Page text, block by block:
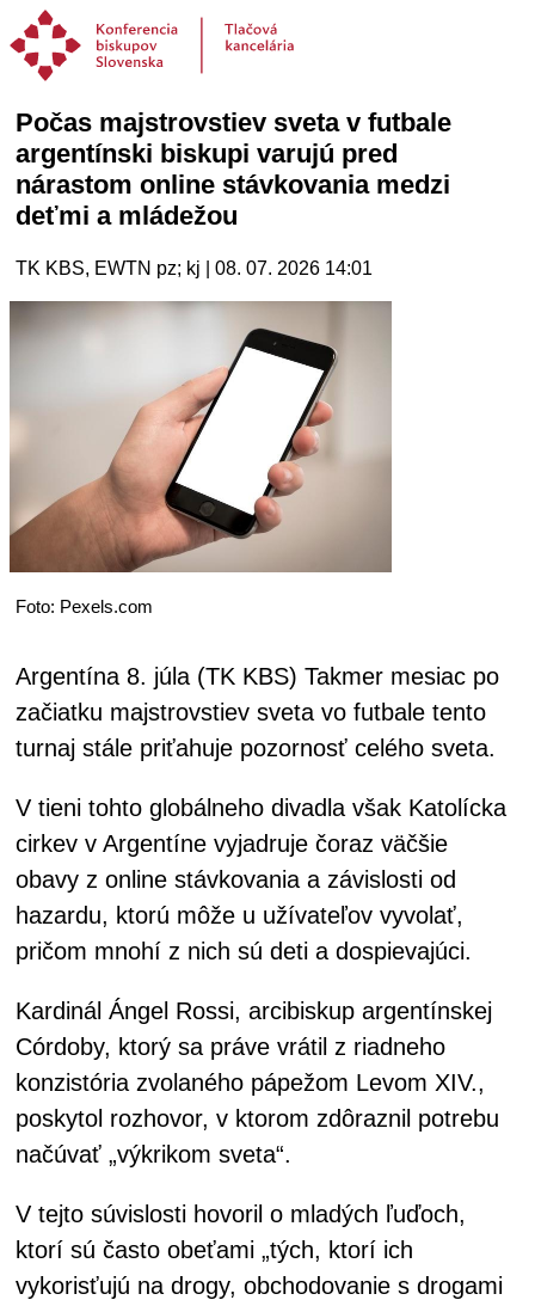
Počas majstrovstiev sveta v futbale
argentínski biskupi varujú pred
nárastom online stávkovania medzi
deťmi a mládežou
TK KBS, EWTN pz; kj | 08. 07. 2026 14:01
Foto: Pexels.com
Argentína 8. júla (TK KBS) Takmer mesiac po
začiatku majstrovstiev sveta vo futbale tento
turnaj stále priťahuje pozornosť celého sveta.
V tieni tohto globálneho divadla však Katolícka
cirkev v Argentíne vyjadruje čoraz väčšie
obavy z online stávkovania a závislosti od
hazardu, ktorú môže u užívateľov vyvolať,
pričom mnohí z nich sú deti a dospievajúci.
Kardinál Ángel Rossi, arcibiskup argentínskej
Córdoby, ktorý sa práve vrátil z riadneho
konzistória zvolaného pápežom Levom XIV.,
poskytol rozhovor, v ktorom zdôraznil potrebu
načúvať „výkrikom sveta“.
V tejto súvislosti hovoril o mladých ľuďoch,
ktorí sú často obeťami „tých, ktorí ich
vykorisťujú na drogy, obchodovanie s drogami